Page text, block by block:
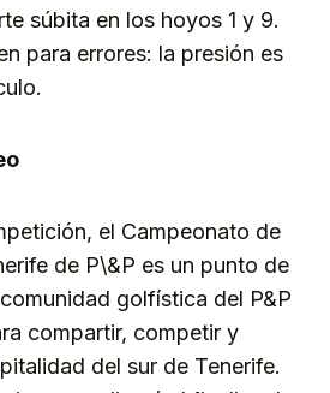
súbita en los hoyos 1 y 9.
para errores: la presión es
el Campeonato de
de P\&P es un punto de
golfística del P&P
compartir, competir y
del sur de Tenerife.